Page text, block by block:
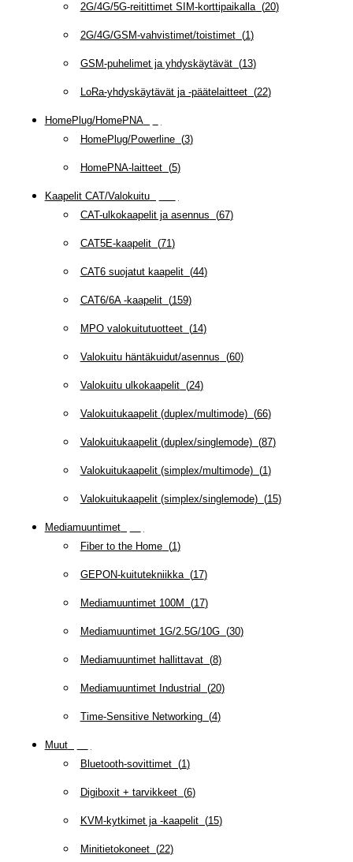
2G/4G/5G-reitittimet SIM-korttipaikalla(20)
2G/4G/GSM-vahvistimet/toistimet(1)
GSM-puhelimet ja yhdyskäytävät(13)
LoRa-yhdyskäytävät ja -päätelaitteet(22)
HomePlug/HomePNA(
HomePlug/Powerline(3)
HomePNA-laitteet(5)
Kaapelit CAT/Valokuitu(
CAT-ulkokaapelit ja asennus (67)
CAT5E-kaapelit(71)
CAT6 suojatut kaapelit(44)
CAT6/6A -kaapelit(159)
MPO valokuitutuotteet(14)
Valokuitu häntäkuidut/asennus (60)
Valokuitu ulkokaapelit(24)
Valokuitukaapelit (duplex/multimode)(66)
Valokuitukaapelit (duplex/singlemode)(87)
Valokuitukaapelit (simplex/multimode)(1)
Valokuitukaapelit (simplex/singlemode)(15)
Mediamuuntimet(
Fiber to the Home(1)
GEPON-kuitutekniikka(17)
Mediamuuntimet 100M (17)
Mediamuuntimet 1G/2.5G/10G(30)
Mediamuuntimet hallittavat(8)
Mediamuuntimet Industrial (20)
Time-Sensitive Networking(4)
Muut(
Bluetooth-sovittimet(1)
Digiboxit + tarvikkeet(6)
KVM-kytkimet ja -kaapelit(15)
Minitietokoneet(22)